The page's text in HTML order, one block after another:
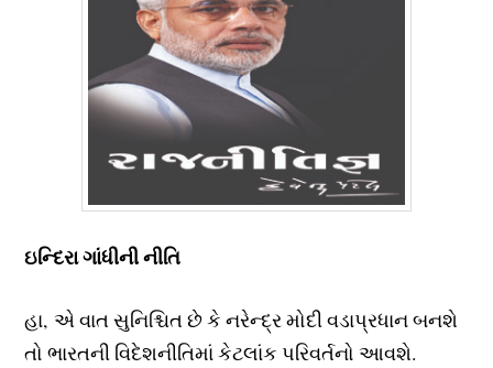
ઇન્દિરા ગાંધીની નીતિ
હા, એ વાત સુનિશ્ચિત છે કે નરેન્દ્ર મોદી વડાપ્રધાન બનશે
તો ભારતની વિદેશનીતિમાં કેટલાંક પરિવર્તનો આવશે.